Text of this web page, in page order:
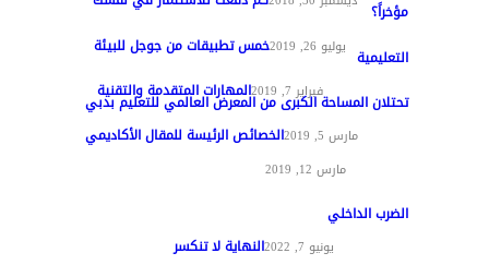
مؤخراً؟
مواد عامة يوليو 26, 2019 خمس تطبيقات من جوجل للبيئة التعليمية
تقنيات التعليم فبراير 7, 2019 المهارات المتقدمة والتقنية
تحتلان المساحة الكبرى من المعرض العالمي للتعليم بدبي
مارس 5, 2019 الخصائص الرئيسة للمقال الأكاديمي
مارس 12, 2019
الضرب الداخلي
يونيو 7, 2022 النهاية لا تنكسر